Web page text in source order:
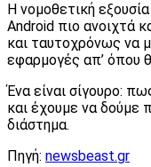
Η νομοθετική
Android πιο ανοιχτά
και ταυτοχρόνως να
εφαρμογές απ’ όπου
Ένα είναι σίγουρο:
και έχουμε να δούμε
διάστημα.
Πηγή: newsbeast.gr